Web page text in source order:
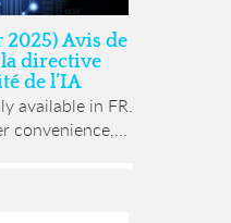
Avis de
directive
de l’IA
available in FR.
convenience,...